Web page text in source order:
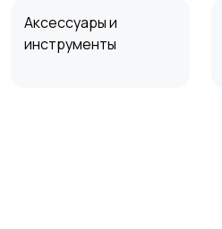
Аксессуары и
инструменты